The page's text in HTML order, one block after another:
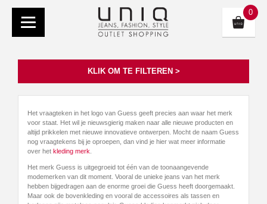
0
KLIK OM TE FILTEREN >
Het vraagteken in het logo van Guess geeft precies aan waar het merk
voor staat. Het wil je nieuwsgierig maken naar alle nieuwe producten en
altijd prikkelen met nieuwe innovatieve ontwerpen. Mocht de naam Guess
nog vraagtekens bij je oproepen, dan vind je hier wat meer informatie
over het kleding merk
Het merk Guess is uitgegroeid tot één van de toonaangevende
modemerken van dit moment. Vooral de unieke jeans van het merk
hebben bijgedragen aan de enorme groei die Guess heeft doorgemaakt.
Maar ook de bovenkleding en vooral de accessoires als tassen en